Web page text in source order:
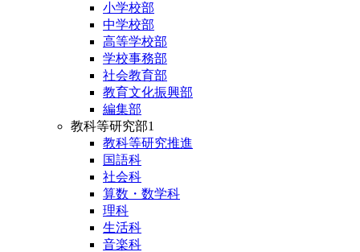
小学校部
中学校部
高等学校部
学校事務部
社会教育部
教育文化振興部
編集部
教科等研究部1
教科等研究推進
国語科
社会科
算数・数学科
理科
生活科
音楽科